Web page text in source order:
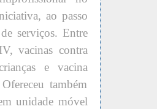
ao passo
serviços. Entre
vacinas contra
e vacina
também
unidade móvel